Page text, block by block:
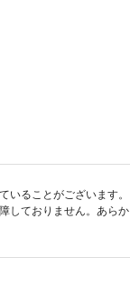
ることがございます。
ておりません。あらか